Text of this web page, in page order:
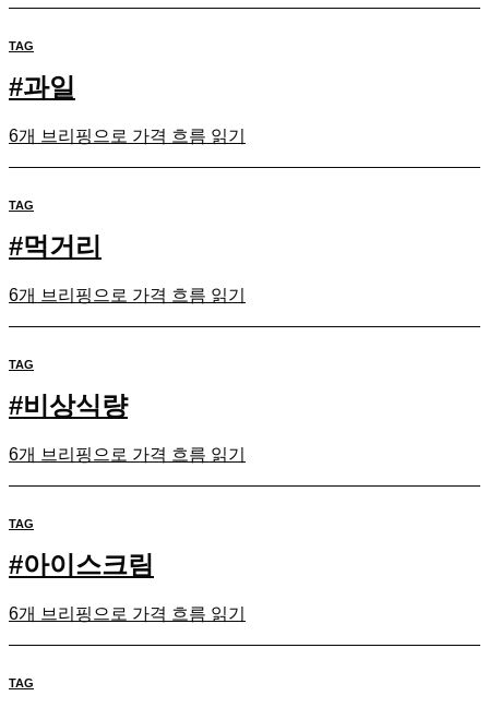
TAG
#과일
6개 브리핑으로 가격 흐름 읽기
TAG
#먹거리
6개 브리핑으로 가격 흐름 읽기
TAG
#비상식량
6개 브리핑으로 가격 흐름 읽기
TAG
#아이스크림
6개 브리핑으로 가격 흐름 읽기
TAG